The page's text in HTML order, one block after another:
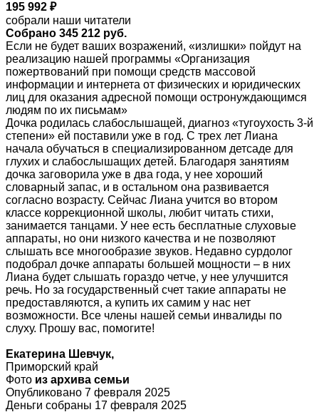
195 992 ₽
собрали наши читатели
Собрано 345 212 руб.
Если не будет ваших возражений, «излишки» пойдут на
реализацию нашей программы «Организация
пожертвований при помощи средств массовой
информации и интернета от физических и юридических
лиц для оказания адресной помощи остронуждающимся
людям по их письмам»
Дочка родилась слабослышащей, диагноз «тугоухость 3-й
степени» ей поставили уже в год. С трех лет Лиана
начала обучаться в специализированном детсаде для
глухих и слабослышащих детей. Благодаря занятиям
дочка заговорила уже в два года, у нее хороший
словарный запас, и в остальном она развивается
согласно возрасту. Сейчас Лиана учится во втором
классе коррекционной школы, любит читать стихи,
занимается танцами. У нее есть бесплатные слуховые
аппараты, но они низкого качества и не позволяют
слышать все многообразие звуков. Недавно сурдолог
подобрал дочке аппараты большей мощности – в них
Лиана будет слышать гораздо четче, у нее улучшится
речь. Но за государственный счет такие аппараты не
предоставляются, а купить их самим у нас нет
возможности. Все члены нашей семьи инвалиды по
слуху. Прошу вас, помогите!
Екатерина Шевчук,
Приморский край
Фото из архива семьи
Опубликовано 7 февраля 2025
Деньги собраны 17 февраля 2025